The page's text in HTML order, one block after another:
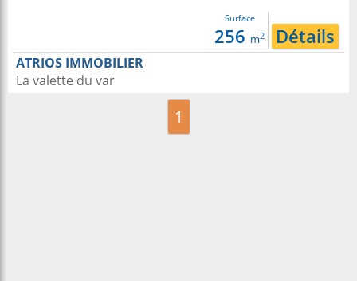
Surface
256 m2 Détails
ATRIOS IMMOBILIER
La valette du var
1